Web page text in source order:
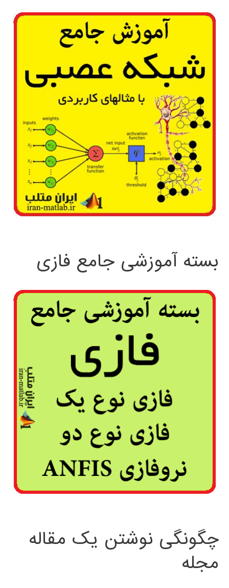
بسته آموزشی جامع فازی
چگونگی نوشتن یک مقاله
مجله